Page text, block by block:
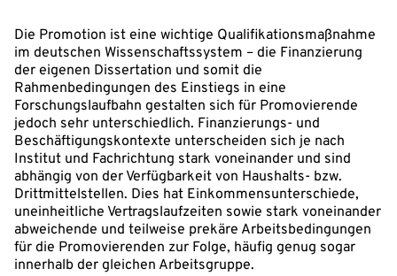
Die Promotion ist eine wichtige Qualifikationsmaßnahme
im deutschen Wissenschaftssystem – die Finanzierung
der eigenen Dissertation und somit die
Rahmenbedingungen des Einstiegs in eine
Forschungslaufbahn gestalten sich für Promovierende
jedoch sehr unterschiedlich. Finanzierungs- und
Beschäftigungskontexte unterscheiden sich je nach
Institut und Fachrichtung stark voneinander und sind
abhängig von der Verfügbarkeit von Haushalts- bzw.
Drittmittelstellen. Dies hat Einkommensunterschiede,
uneinheitliche Vertragslaufzeiten sowie stark voneinander
abweichende und teilweise prekäre Arbeitsbedingungen
für die Promovierenden zur Folge, häufig genug sogar
innerhalb der gleichen Arbeitsgruppe.